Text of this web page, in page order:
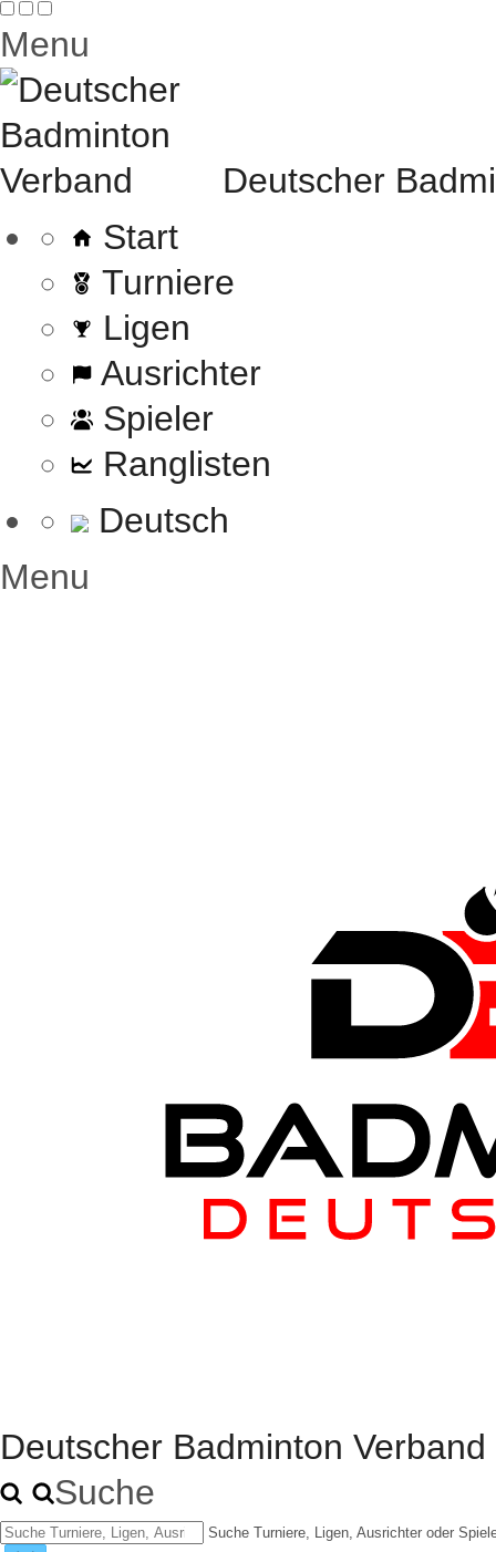
Menu
Deutscher
Start
Turniere
Ligen
Ausrichter
Spieler
Ranglisten
Deutsch
Menu
Deutscher Badminton Verband
Suche
Suche Turniere, Ligen, Ausrichter oder